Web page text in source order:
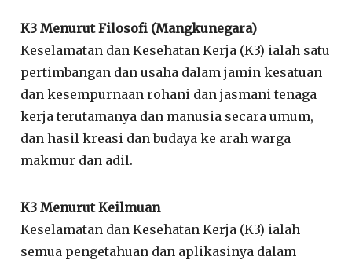
K3 Menurut Filosofi (Mangkunegara)
Keselamatan dan Kesehatan Kerja (K3) ialah satu
pertimbangan dan usaha dalam jamin kesatuan
dan kesempurnaan rohani dan jasmani tenaga
kerja terutamanya dan manusia secara umum,
dan hasil kreasi dan budaya ke arah warga
makmur dan adil.
K3 Menurut Keilmuan
Keselamatan dan Kesehatan Kerja (K3) ialah
semua pengetahuan dan aplikasinya dalam